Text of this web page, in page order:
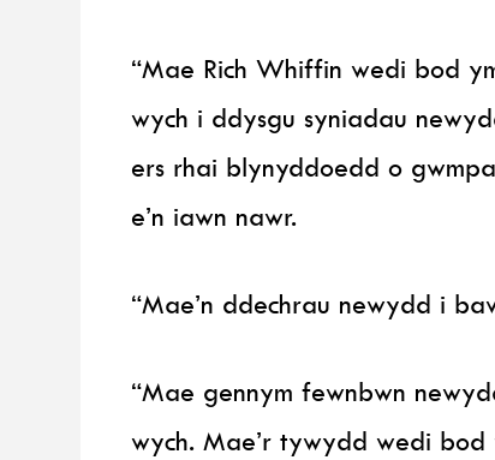
“Mae Rich Whiffin wedi bod
wych i ddysgu syniadau
ers rhai blynyddoedd o
e’n iawn nawr.
“Mae’n ddechrau newydd i
“Mae gennym fewnbwn
wych. Mae’r tywydd wedi